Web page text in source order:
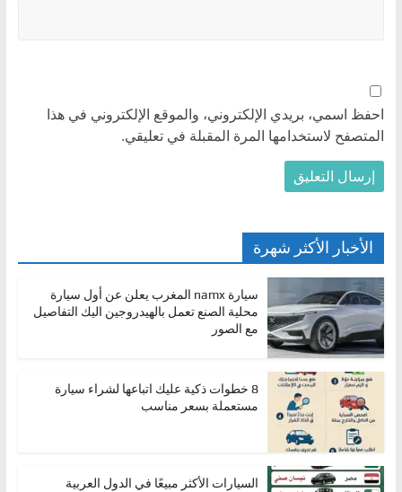
احفظ اسمي، بريدي الإلكتروني، والموقع الإلكتروني في هذا
المتصفح لاستخدامها المرة المقبلة في تعليقي.
الأخبار الأكثر شهرة
سيارة namx المغرب يعلن عن أول سيارة
محلية الصنع تعمل بالهيدروجين اليك التفاصيل
مع الصور
8 خطوات ذكية عليك اتباعها لشراء سيارة
مستعملة بسعر مناسب
السيارات الأكثر مبيعًا في الدول العربية